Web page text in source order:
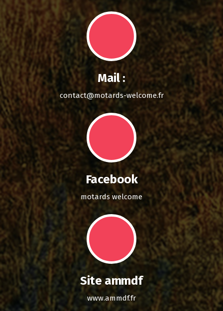
Mail :
contact@motards-welcome.fr
Facebook
motards welcome
Site ammdf
www.ammdf.fr